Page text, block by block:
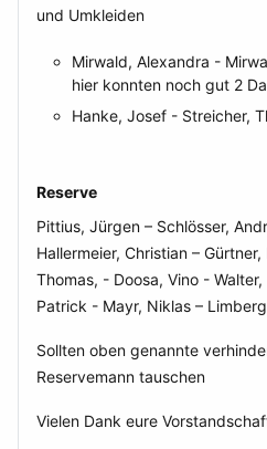
und Umkleiden
Mirwald, Alexandra -
hier konnten noch gut 2
Hanke, Josef - Streicher,
Reserve
Pittius, Jürgen – Schlösser,
Hallermeier, Christian –
Thomas, - Doosa, Vino -
Patrick - Mayr, Niklas –
Sollten oben genannte
Reservemann tauschen
Vielen Dank eure